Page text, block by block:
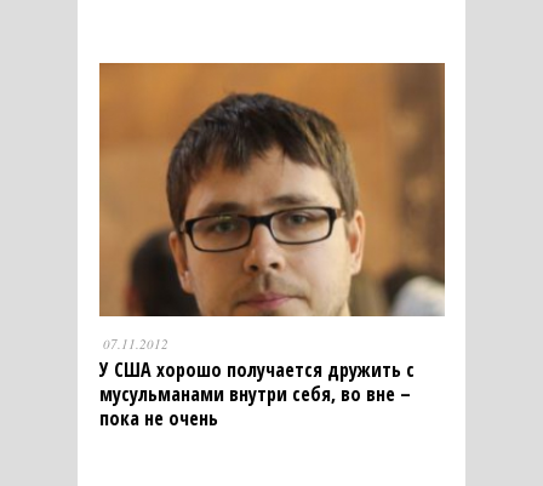
07.11.2012
У США хорошо получается дружить с
мусульманами внутри себя, во вне –
пока не очень